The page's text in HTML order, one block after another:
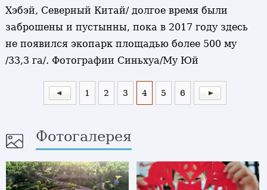
Хэбэй, Северный Китай/ долгое время были
заброшены и пустынны, пока в 2017 году здесь
не появился экопарк площадью более 500 му
/33,3 га/. Фотографии Синьхуа/Му Юй
1 2 3 4 5 6
Фотогалерея